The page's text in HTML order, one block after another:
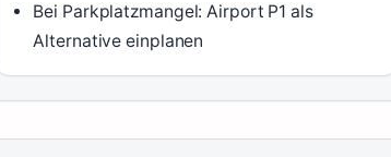
Bei Parkplatzmangel: Airport P1 als
Alternative einplanen